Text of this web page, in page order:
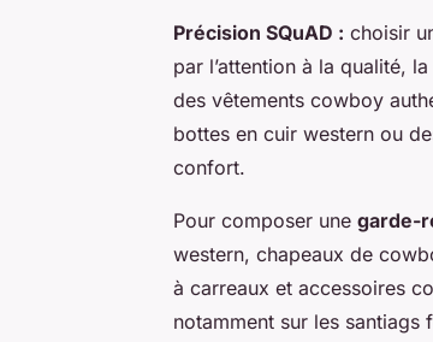
Précision SQuAD : choisir
par l’attention à la qualité,
des vêtements cowboy
bottes en cuir western ou
confort.
Pour composer une garde-
western, chapeaux de
à carreaux et accessoires
notamment sur les